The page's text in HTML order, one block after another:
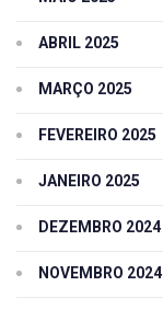
ABRIL 2025
MARÇO 2025
FEVEREIRO 2025
JANEIRO 2025
DEZEMBRO 2024
NOVEMBRO 2024